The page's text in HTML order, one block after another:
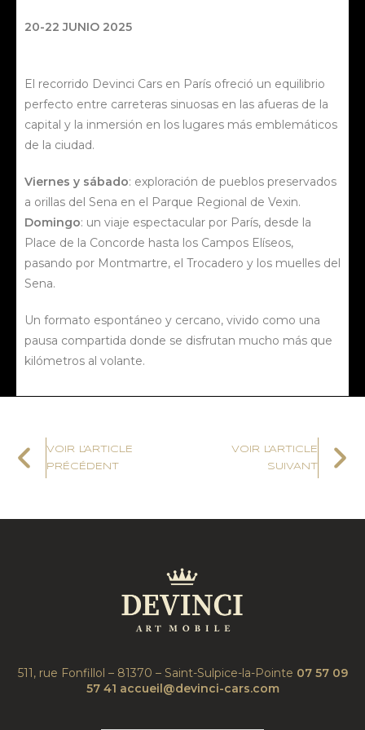
20-22 JUNIO 2025
El recorrido Devinci Cars en París ofreció un equilibrio
perfecto entre carreteras sinuosas en las afueras de la
capital y la inmersión en los lugares más emblemáticos
de la ciudad.
Viernes y sábado: exploración de pueblos preservados
a orillas del Sena en el Parque Regional de Vexin.
Domingo: un viaje espectacular por París, desde la
Place de la Concorde hasta los Campos Elíseos,
pasando por Montmartre, el Trocadero y los muelles del
Sena.
Un formato espontáneo y cercano, vivido como una
pausa compartida donde se disfrutan mucho más que
kilómetros al volante.
VOIR L'ARTICLE
PRÉCÉDENT
VOIR L'ARTICLE
SUIVANT
511, rue Fonfillol – 81370 – Saint-Sulpice-la-Pointe 07 57 09
57 41 accueil@devinci-cars.com